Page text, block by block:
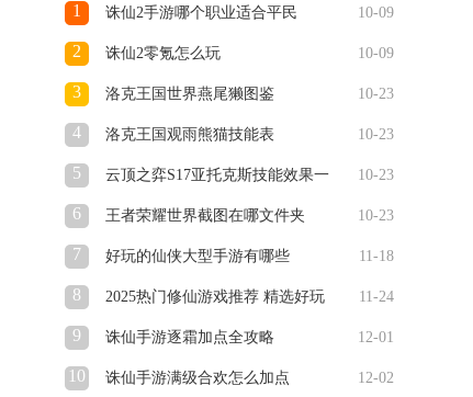
1 诛仙2手游哪个职业适合平民 10-09
2 诛仙2零氪怎么玩 10-09
3 洛克王国世界燕尾獭图鉴 10-23
4 洛克王国观雨熊猫技能表 10-23
5
云顶之弈S17亚托克斯技能效果一
10-23
6 王者荣耀世界截图在哪文件夹 10-23
7 好玩的仙侠大型手游有哪些 11-18
8
2025热门修仙游戏推荐 精选好玩
11-24
9 诛仙手游逐霜加点全攻略 12-01
10 诛仙手游满级合欢怎么加点 12-02